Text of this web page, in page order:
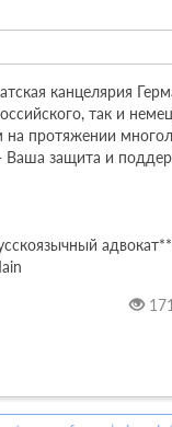
канцелярия
так и
протяжении
защита и
171